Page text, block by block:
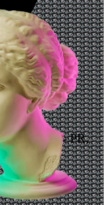
Curitiba - PR,